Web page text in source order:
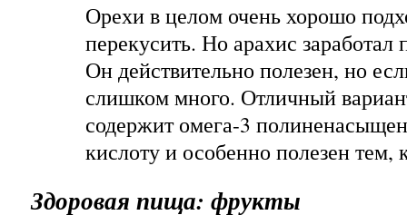
Орехи в целом очень хорошо
перекусить. Но арахис
Он действительно полезен, но
слишком много. Отличный
содержит омега-3
кислоту и особенно полезен
Здоровая пища: фрукты